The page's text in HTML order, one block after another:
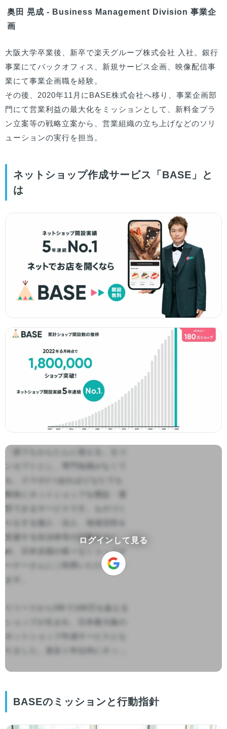
奥田 晃成 - Business Management Division 事業企
画
大阪大学卒業後、新卒で楽天グループ株式会社 入社。銀行
事業にてバックオフィス、新規サービス企画、映像配信事
業にて事業企画職を経験。
その後、2020年11月にBASE株式会社へ移り、事業企画部
門にて営業利益の最大化をミッションとして、新料金プラ
ン立案等の戦略立案から、営業組織の立ち上げなどのソリ
ューションの実行を担当。
ネットショップ作成サービス「BASE」と
は
「誰でもかんたんに使える」をコ
ンセプトとし、専門知識がなくて
も、スマホ1つあればどなたでも
簡単にネットショップを開設・運
営できるサービスです。ものづく
りをする個人・法人、地域活性を
支援する自治体等の行政をはじ
め、日本全国の様々なショップオ
ーナーさんにご利用いただいてい
ます。
リリースから9年で180万を超える
ショップが生まれ、日本最大級の
ネットショップ作成サービスとな
りました。直近１年以内にネッ...
ログインして見る
BASEのミッションと行動指針